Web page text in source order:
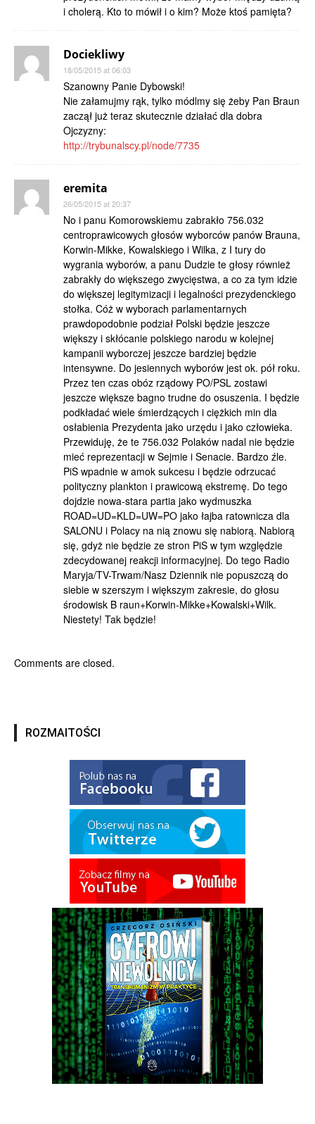
i cholerą. Kto to mówił i o kim? Może ktoś pamięta?
Dociekliwy
18/05/2015 at 06:03
Szanowny Panie Dybowski!
Nie załamujmy rąk, tylko módlmy się żeby Pan Braun
zaczął już teraz skutecznie działać dla dobra
Ojczyzny:
http://trybunalscy.pl/node/7735
eremita
26/05/2015 at 20:37
No i panu Komorowskiemu zabrakło 756.032
centroprawicowych głosów wyborców panów Brauna,
Korwin-Mikke, Kowalskiego i Wilka, z I tury do
wygrania wyborów, a panu Dudzie te głosy również
zabrakły do większego zwycięstwa, a co za tym idzie
do większej legitymizacji i legalności prezydenckiego
stołka. Cóż w wyborach parlamentarnych
prawdopodobnie podział Polski będzie jeszcze
większy i skłócanie polskiego narodu w kolejnej
kampanii wyborczej jeszcze bardziej będzie
intensywne. Do jesiennych wyborów jest ok. pół roku.
Przez ten czas obóz rządowy PO/PSL zostawi
jeszcze większe bagno trudne do osuszenia. I będzie
podkładać wiele śmierdzących i ciężkich min dla
osłabienia Prezydenta jako urzędu i jako człowieka.
Przewiduję, że te 756.032 Polaków nadal nie będzie
mieć reprezentacji w Sejmie i Senacie. Bardzo źle.
PiS wpadnie w amok sukcesu i będzie odrzucać
polityczny plankton i prawicową ekstremę. Do tego
dojdzie nowa-stara partia jako wydmuszka
ROAD=UD=KLD=UW=PO jako łajba ratownicza dla
SALONU i Polacy na nią znowu się nabiorą. Nabiorą
się, gdyż nie będzie ze stron PiS w tym względzie
zdecydowanej reakcji informacyjnej. Do tego Radio
Maryja/TV-Trwam/Nasz Dziennik nie popuszczą do
siebie w szerszym i większym zakresie, do głosu
środowisk B raun+Korwin-Mikke+Kowalski+Wilk.
Niestety! Tak będzie!
Comments are closed.
ROZMAITOŚCI